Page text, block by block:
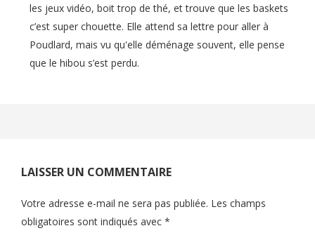
les jeux vidéo, boit trop de thé, et trouve que les baskets
c’est super chouette. Elle attend sa lettre pour aller à
Poudlard, mais vu qu'elle déménage souvent, elle pense
que le hibou s’est perdu.
LAISSER UN COMMENTAIRE
Votre adresse e-mail ne sera pas publiée. Les champs
obligatoires sont indiqués avec *